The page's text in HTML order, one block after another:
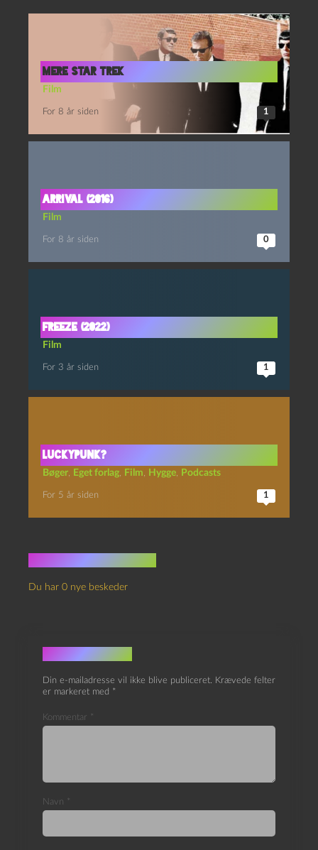
Mere Star Trek
Film
For 8 år siden 1
Arrival (2016)
Film
For 8 år siden 0
Freeze (2022)
Film
For 3 år siden 1
Luckypunk?
Bøger, Eget forlag, Film, Hygge, Podcasts
For 5 år siden 1
Du har 0 nye beskeder
Skriv et svar
Din e-mailadresse vil ikke blive publiceret. Krævede felter
er markeret med *
Kommentar *
Navn *